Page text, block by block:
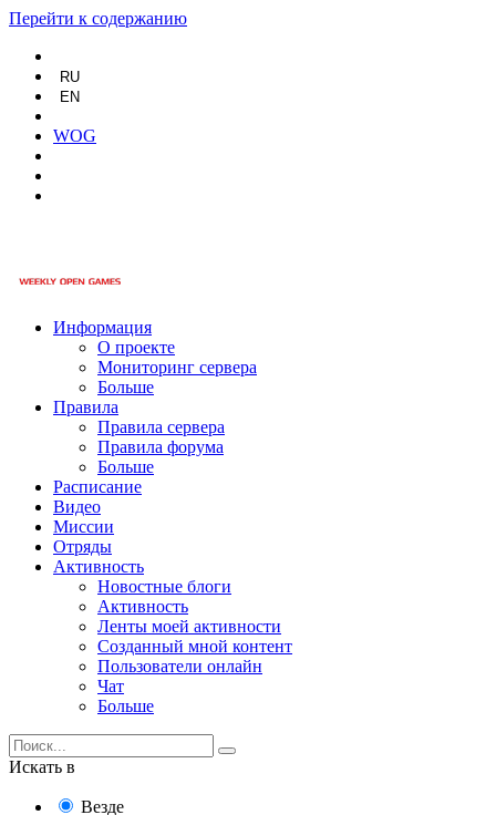
Перейти к содержанию
RU
EN
WOG
Информация
О проекте
Мониторинг сервера
Больше
Правила
Правила сервера
Правила форума
Больше
Расписание
Видео
Миссии
Отряды
Активность
Новостные блоги
Активность
Ленты моей активности
Созданный мной контент
Пользователи онлайн
Чат
Больше
Искать в
Везде